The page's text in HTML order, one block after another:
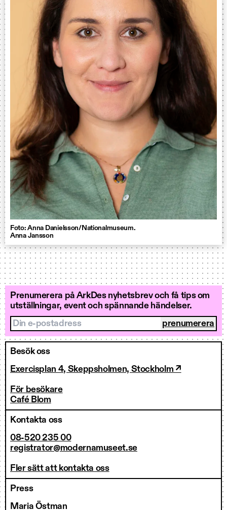
Foto: Anna Danielsson/Nationalmuseum.
Anna Jansson
Prenumerera på ArkDes nyhetsbrev och få tips om
utställningar, event och spännande händelser.
Din e-postadress
Besök oss
Exercisplan 4, Skeppsholmen, Stockholm ↗
För besökare
Café Blom
Kontakta oss
08-520 235 00
registrator@modernamuseet.se
Fler sätt att kontakta oss
Press
Maria Östman